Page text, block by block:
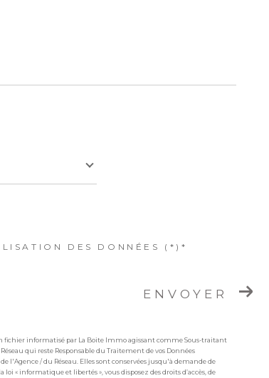
DES DONNÉES (*)*
ENVOYER
fichier informatisé par La Boite Immo agissant comme Sous-traitant
qui reste Responsable du Traitement de vos Données
l'Agence / du Réseau. Elles sont conservées jusqu'à demande de
« informatique et libertés », vous disposez des droits d’accès, de